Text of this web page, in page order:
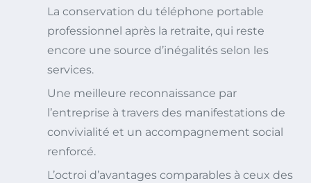
La conservation du téléphone portable
professionnel après la retraite, qui reste
encore une source d’inégalités selon les
services.
Une meilleure reconnaissance par
l’entreprise à travers des manifestations de
convivialité et un accompagnement social
renforcé.
L’octroi d’avantages comparables à ceux des